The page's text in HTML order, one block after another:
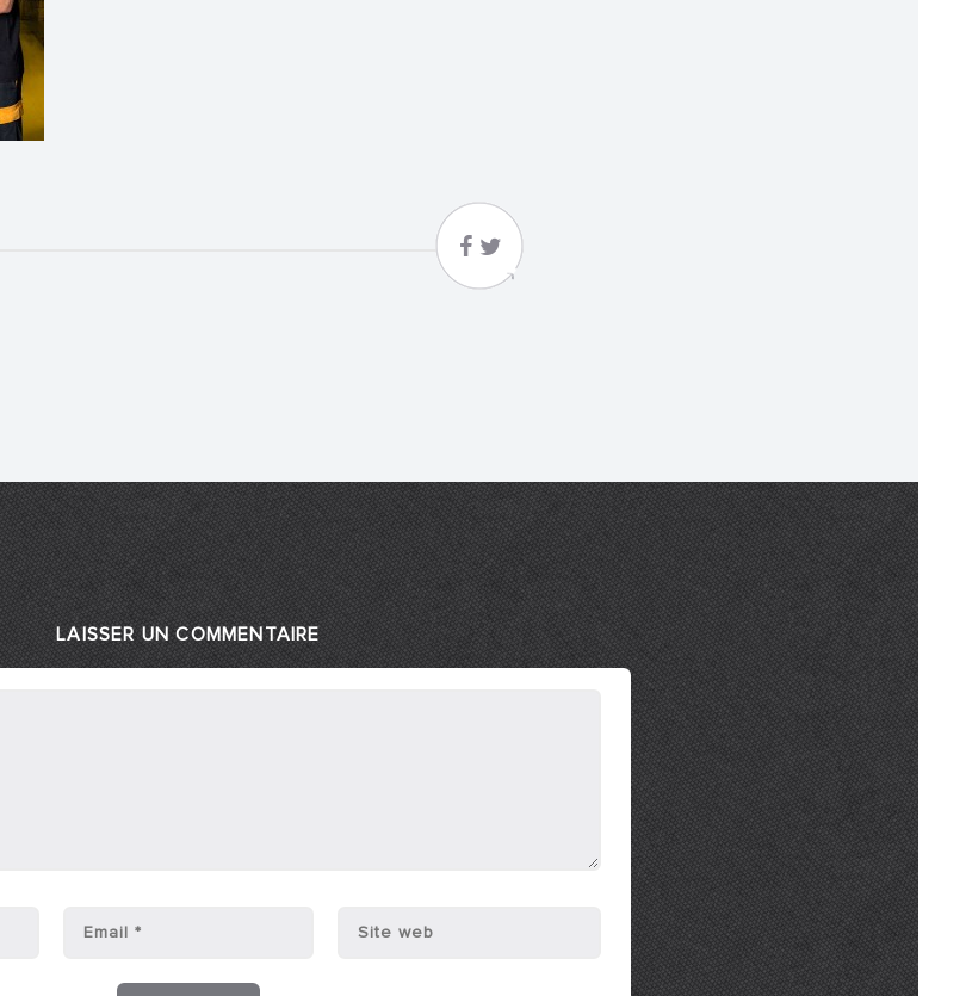
LAISSER UN COMMENTAIRE